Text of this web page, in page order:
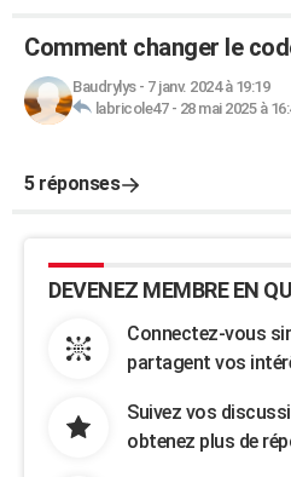
Comment changer le
Baudrylys- 7 janv. 2024 à 19:19
labricole47- 28 mai 2025 à
5 réponses
DEVENEZ MEMBRE EN
Connectez-vous
partagent vos
Suivez vos
obtenez plus de